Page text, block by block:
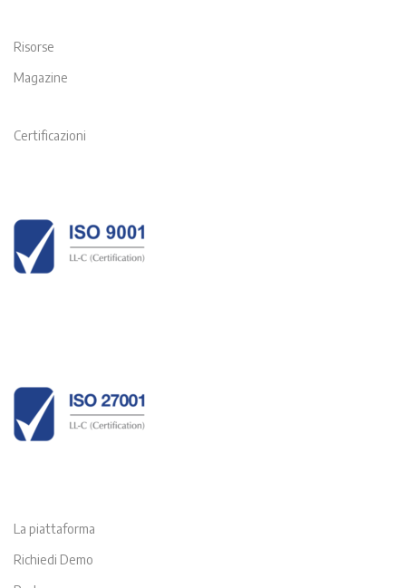
Risorse
Magazine
Certificazioni
La piattaforma
Richiedi Demo